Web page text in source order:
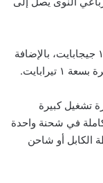
يحتوي الحاسوب على ذاكرة LPDDR3 بسعة ١٦ جيجابايت، بالإضافة
يعطي فترة تشغيل كبيرة
١١ ساعة تشغيل كاملة في شحنة واحدة
الكابل أو شاحن